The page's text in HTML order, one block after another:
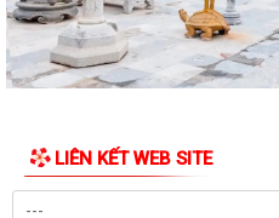
PHƯỜNG AN DƯƠNG TỔ CHỨC LỄ
THÁNG 7; PHÁT ĐỘNG ỦNG HỘ QUỸ
Chi bộ Văn phòng Đảng ủy tổ chức
ÁP THẤP NHIỆT ĐỚI CÓ KHẢ NĂNG
Công điện về ứng phó áp thấp
LIÊN KẾT WEB SITE